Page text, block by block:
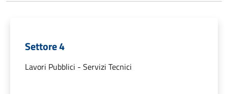
Settore 4
Lavori Pubblici - Servizi Tecnici